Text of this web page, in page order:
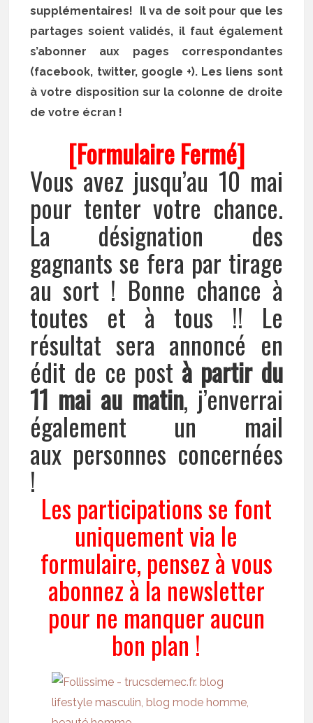
supplémentaires! Il va de soit pour que les
partages soient validés, il faut également
s’abonner aux pages correspondantes
(facebook, twitter, google +). Les liens sont
à votre disposition sur la colonne de droite
de votre écran !
[Formulaire Fermé]
Vous avez jusqu’au 10 mai
pour tenter votre chance.
La désignation des
gagnants se fera par tirage
au sort ! Bonne chance à
toutes et à tous !! Le
résultat sera annoncé en
édit de ce post à partir du
11 mai au matin, j’enverrai
également un mail
aux personnes concernées
!
Les participations se font
uniquement via le
formulaire, pensez à vous
abonnez à la newsletter
pour ne manquer aucun
bon plan !